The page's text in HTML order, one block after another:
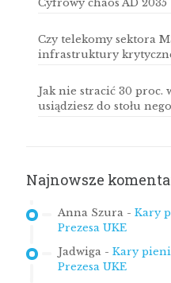
Cyfrowy chaos AD 2035
Czy telekomy sektora
infrastruktury
Jak nie stracić 30 proc.
usiądziesz do stołu
Najnowsze
Anna Szura - Kary
Prezesa UKE
Jadwiga - Kary
Prezesa UKE